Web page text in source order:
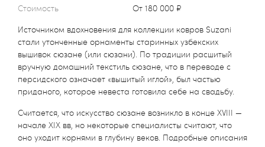
Стоимость
от 180 000 ₽
Источником вдохновения для коллекции ковров Suzani
стали утонченные орнаменты старинных узбекских
вышивок сюзане (или сюзани). По традиции расшитый
вручную домашний текстиль сюзане, что в переводе с
персидского означает «вышитый иглой», был частью
приданого, которое невеста готовила себе на свадьбу.
Считается, что искусство сюзане возникло в конце XVIII —
начале XIX вв, но некоторые специалисты считают, что
оно уходит корнями в глубину веков. Подробные описания